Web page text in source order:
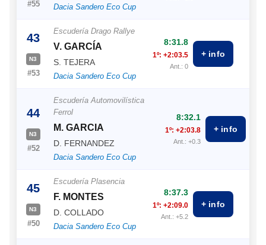
#55 Dacia Sandero Eco Cup
43
N3
#53
Escudería Drago Rallye
V. GARCÍA
S. TEJERA
Dacia Sandero Eco Cup
8:31.8
1º: +2:03.5
Ant.: 0
+ info
44
N3
#52
Escudería Automovilística
Ferrol
M. GARCIA
D. FERNANDEZ
Dacia Sandero Eco Cup
8:32.1
1º: +2:03.8
Ant.: +0.3
+ info
45
N3
#50
Escudería Plasencia
F. MONTES
D. COLLADO
Dacia Sandero Eco Cup
8:37.3
1º: +2:09.0
Ant.: +5.2
+ info